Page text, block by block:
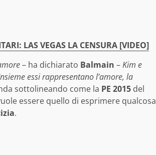
LAS VEGAS LA CENSURA [VIDEO]
– ha dichiarato Balmain –Kim e
essi rappresentano l’amore, la
sottolineando come la PE 2015 del
essere quello di esprimere qualcosa
.